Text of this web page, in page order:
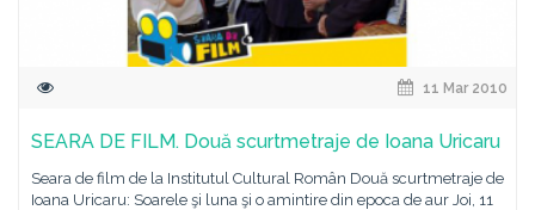
11 Mar 2010
SEARA DE FILM. Două scurtmetraje de Ioana Uricaru
Seara de film de la Institutul Cultural Român Două scurtmetraje de
Ioana Uricaru: Soarele şi luna şi o amintire din epoca de aur Joi, 11